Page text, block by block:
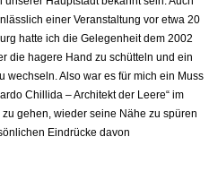
einer Veranstaltung vor etwa 20
hatte ich die Gelegenheit dem 2002
die hagere Hand zu schütteln und ein
wechseln. Also war es für mich ein Muss
Chillida – Architekt der Leere“ im
gehen, wieder seine Nähe zu spüren
Eindrücke davon